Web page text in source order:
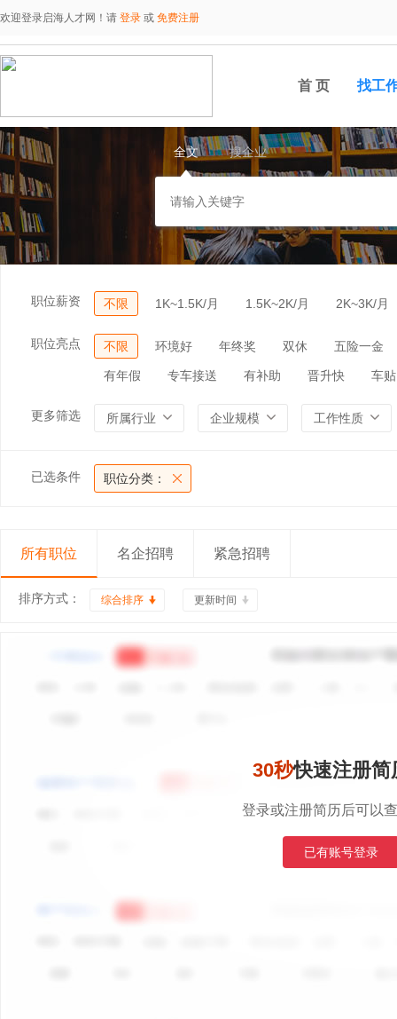
欢迎登录启海人才网！请 登录 或 免费注册
首 页 找工
全文 搜企业
职位薪资 不限 1K~1.5K/月 1.5K~2K/月 2K~3K/月
职位亮点 不限 环境好 年终奖 双休 五险一金
有年假 专车接送 有补助 晋升快 车贴
更多筛选 所属行业 企业规模 工作性质
已选条件 职位分类：
所有职位 名企招聘 紧急招聘
排序方式： 综合排序 更新时间
30秒快速注册简
登录或注册简历后可以
已有账号登录